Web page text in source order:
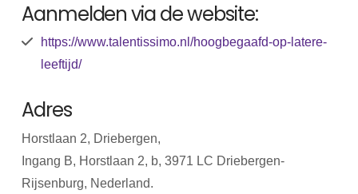
Aanmelden via de website:
https://www.talentissimo.nl/hoogbegaafd-op-latere-
leeftijd/
Adres
Horstlaan 2, Driebergen,
Ingang B, Horstlaan 2, b, 3971 LC Driebergen-
Rijsenburg, Nederland.